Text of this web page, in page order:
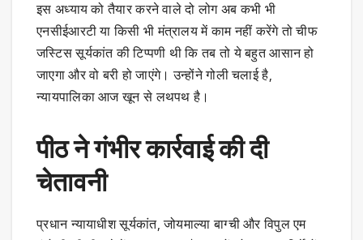
इस अध्याय को तैयार करने वाले दो लोग अब कभी भी
एनसीईआरटी या किसी भी मंत्रालय में काम नहीं करेंगे तो चीफ
जस्टिस सूर्यकांत की टिप्पणी थी कि तब तो ये बहुत आसान हो
जाएगा और वो बरी हो जाएंगे। उन्होंने गोली चलाई है,
न्यायपालिका आज खून से लथपथ है।
पीठ ने गंभीर कार्रवाई की दी
चेतावनी
प्रधान न्यायाधीश सूर्यकांत, जोयमाल्या बाग्ची और विपुल एम